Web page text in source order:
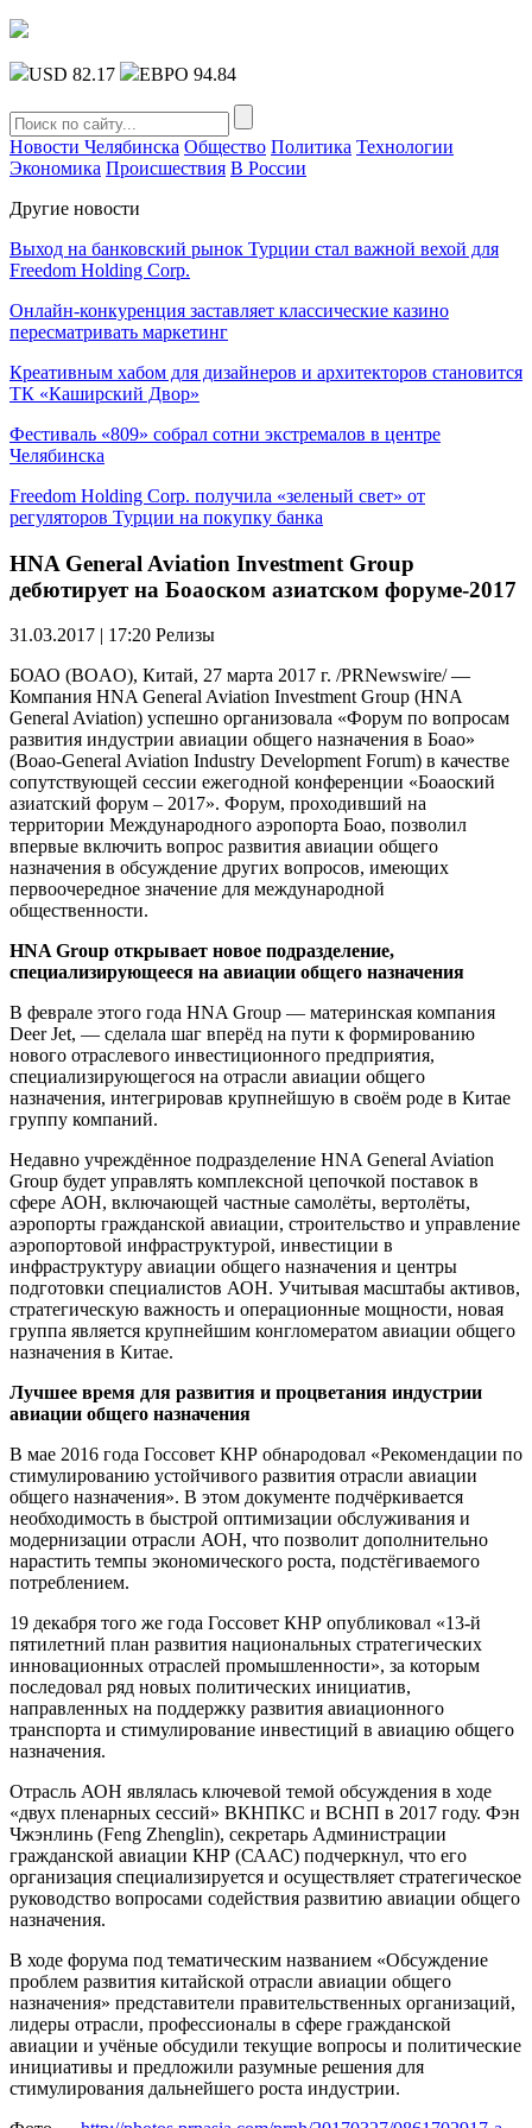
USD 82.17 ЕВРО 94.84
Новости Челябинска Общество Политика Технологии
Экономика Происшествия В России
Другие новости
Выход на банковский рынок Турции стал важной вехой для
Freedom Holding Corp.
Онлайн-конкуренция заставляет классические казино
пересматривать маркетинг
Креативным хабом для дизайнеров и архитекторов становится
ТК «Каширский Двор»
Фестиваль «809» собрал сотни экстремалов в центре
Челябинска
Freedom Holding Corp. получила «зеленый свет» от
регуляторов Турции на покупку банка
HNA General Aviation Investment Group
дебютирует на Боаоском азиатском форуме-2017
31.03.2017 | 17:20 Релизы
БОАО (BOAO), Китай, 27 марта 2017 г. /PRNewswire/ —
Компания HNA General Aviation Investment Group (HNA
General Aviation) успешно организовала «Форум по вопросам
развития индустрии авиации общего назначения в Боао»
(Boao-General Aviation Industry Development Forum) в качестве
сопутствующей сессии ежегодной конференции «Боаоский
азиатский форум – 2017». Форум, проходивший на
территории Международного аэропорта Боао, позволил
впервые включить вопрос развития авиации общего
назначения в обсуждение других вопросов, имеющих
первоочередное значение для международной
общественности.
HNA Group открывает новое подразделение,
специализирующееся на авиации общего назначения
В феврале этого года HNA Group — материнская компания
Deer Jet, — сделала шаг вперёд на пути к формированию
нового отраслевого инвестиционного предприятия,
специализирующегося на отрасли авиации общего
назначения, интегрировав крупнейшую в своём роде в Китае
группу компаний.
Недавно учреждённое подразделение HNA General Aviation
Group будет управлять комплексной цепочкой поставок в
сфере АОН, включающей частные самолёты, вертолёты,
аэропорты гражданской авиации, строительство и управление
аэропортовой инфраструктурой, инвестиции в
инфраструктуру авиации общего назначения и центры
подготовки специалистов АОН. Учитывая масштабы активов,
стратегическую важность и операционные мощности, новая
группа является крупнейшим конгломератом авиации общего
назначения в Китае.
Лучшее время для развития и процветания индустрии
авиации общего назначения
В мае 2016 года Госсовет КНР обнародовал «Рекомендации по
стимулированию устойчивого развития отрасли авиации
общего назначения». В этом документе подчёркивается
необходимость в быстрой оптимизации обслуживания и
модернизации отрасли АОН, что позволит дополнительно
нарастить темпы экономического роста, подстёгиваемого
потреблением.
19 декабря того же года Госсовет КНР опубликовал «13-й
пятилетний план развития национальных стратегических
инновационных отраслей промышленности», за которым
последовал ряд новых политических инициатив,
направленных на поддержку развития авиационного
транспорта и стимулирование инвестиций в авиацию общего
назначения.
Отрасль АОН являлась ключевой темой обсуждения в ходе
«двух пленарных сессий» ВКНПКС и ВСНП в 2017 году. Фэн
Чжэнлинь (Feng Zhenglin), секретарь Администрации
гражданской авиации КНР (СААС) подчеркнул, что его
организация специализируется и осуществляет стратегическое
руководство вопросами содействия развитию авиации общего
назначения.
В ходе форума под тематическим названием «Обсуждение
проблем развития китайской отрасли авиации общего
назначения» представители правительственных организаций,
лидеры отрасли, профессионалы в сфере гражданской
авиации и учёные обсудили текущие вопросы и политические
инициативы и предложили разумные решения для
стимулирования дальнейшего роста индустрии.